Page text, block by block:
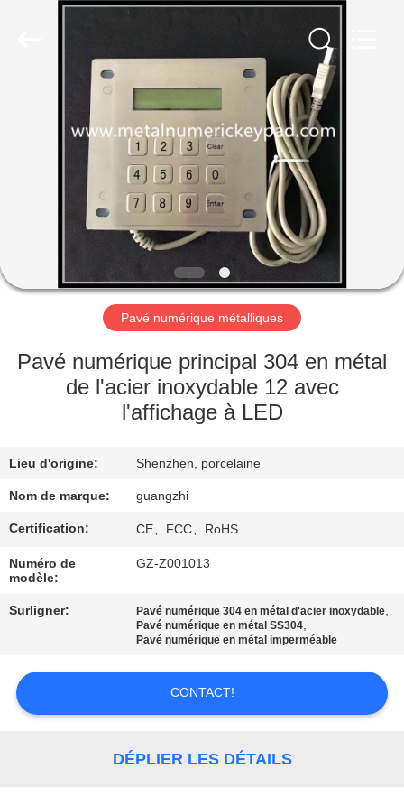
MAISON
PRODUITS
DE
NOUS
VISITE
D'USINE
DE
QUALITÉ
CONTACTEZ-
NOUS
DEMANDEZ
UNE
CITATION
Pavé numérique métalliques
Pavé numérique principal 304 en métal
de l'acier inoxydable 12 avec
l'affichage à LED
Lieu d'origine: Shenzhen, porcelaine
Nom de marque: guangzhi
Certification: CE、FCC、RoHS
Numéro de
modèle:
GZ-Z001013
Surligner: Pavé numérique 304 en métal d'acier inoxydable,
Pavé numérique en métal SS304,
Pavé numérique en métal imperméable
CONTACT!
DÉPLIER LES DÉTAILS